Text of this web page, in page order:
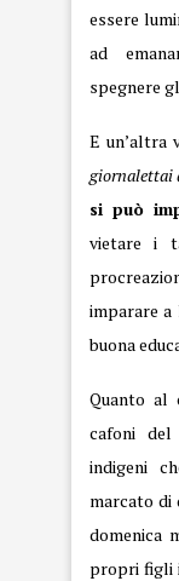
essere
ad
spegnere
E un’altra
giornalettai
si può
vietare i
imparare a
buona
Quanto al
cafoni
indigeni
marcato di
domenica
propri figli